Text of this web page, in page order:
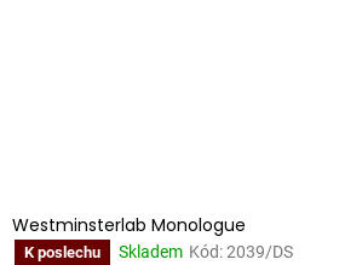
Westminsterlab Monologue
K poslechu Skladem Kód:2039/DS